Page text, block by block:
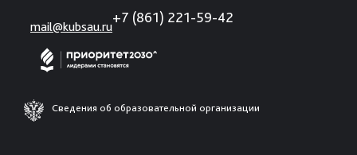
mail@kubsau.ru
+7 (861) 221-59-42
Сведения об образовательной организации